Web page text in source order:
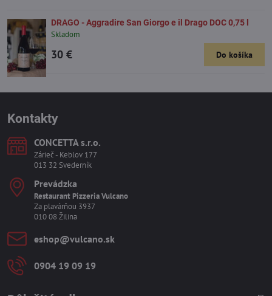
DRAGO - Aggradire San Giorgo e il Drago DOC 0,75 l
Skladom
30 € Do košíka
Kontakty
CONCETTA s​.r​.o​.
Zárieč - Keblov 177
013 32 Svederník
Prevádzka
Restaurant Pizzeria Vulcano
Za plavárňou 3937
010 08 Žilina
eshop​@vulcano​.sk
0904 19 09 19